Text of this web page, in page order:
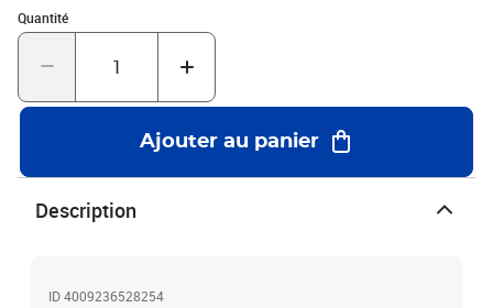
Quantité
Quantité : 1
Ajouter au panier
Description
ID 4009236528254